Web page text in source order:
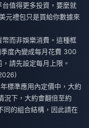
值得更多投資，要麼就
元禮包只是買給你數據來
而非娛樂消費。這種框
度內變成每月花費 300
請先設定每月上限。
標準應用內定價中，大約
況下，大約會翻倍至約
同的組合結構，因此請在